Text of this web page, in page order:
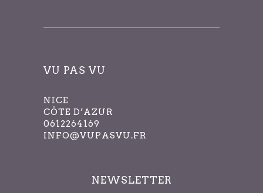
VU PAS VU
NICE
CÔTE D’AZUR
0612264169
INFO@VUPASVU.FR
NEWSLETTER